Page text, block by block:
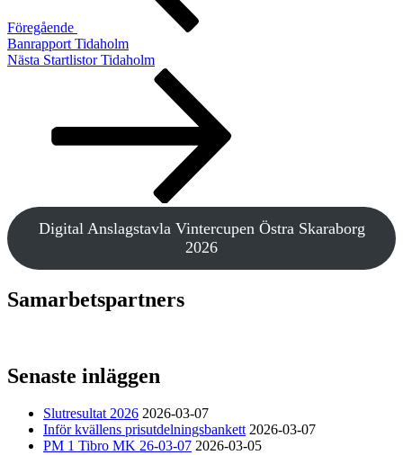
Föregående
Banrapport Tidaholm
Nästa
Nästa Startlistor Tidaholm
Digital Anslagstavla Vintercupen Östra Skaraborg
2026
Samarbetspartners
Senaste inläggen
Slutresultat 2026 2026-03-07
Inför kvällens prisutdelningsbankett 2026-03-07
PM 1 Tibro MK 26-03-07 2026-03-05